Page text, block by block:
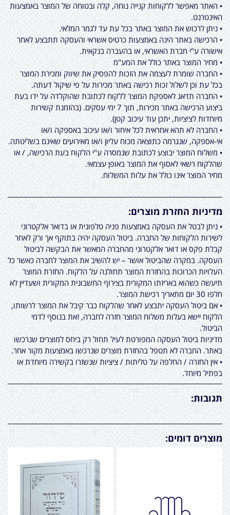
• האתר מאפשר ללקוחות קנייה נוחה, קלה ובטוחה של המוצר באמצעות
האינטרנט.
• ניתן לרכוש את המוצר באתר בכל עת עד לגמר המלאי.
• הרכישה באתר הינה באמצעות כרטיס אשראי והעסקה תתבצע לאחר
אישורה ע"י חברת האשראי, או בהעברה בנקאית.
• מחיר המוצר באתר כולל את המע"מ
• החברה שומרת לעצמה את הזכות להפסיק את שיווק ומכירת המוצר
בכל עת וכן לשלול זכות רכישה באתר מכירות על פי שיקול דעתה.
• החברה תדאג לאספקת המוצר ללקוח לכתובת שהוקלדה על ידו בעת
ביצוע הרכישה באתר מכירות, תוך 7 ימי עסקים. (בהזמנת קשירות
מיוחדות לציציות, יתכן עוד עיכוב קטן).
• החברה לא תהא אחראית לכל איחור ו/או עיכוב באספקה ו/או
אי-אספקה, שנגרמה כתוצאה מכוח עליון ו/או מאירועים שאינם בשליטתה.
• משלוח המוצר יבוצע לכתובת שנמסרה ע"י הלקוח בעת הרכישה, / או
שהלקוח רשאי לאסוף את המוצר באופן עצמאי.
מחיר המוצר אינו כולל את עלות המשלוח.
מדיניות החזרת מוצרים:
• ניתן לבטל את העסקה באמצעות פניה טלפונית או בדואר אלקטרוני
לשירות הלקוחות של החברה. ביטול העסקה יהיה בתוקף אך ורק לאחר
קבלת פקס או דואר אלקטרוני מהחברה המאשר את הבקשה לביטול
העסקה. במקרה שהביטול אושר – יש להשיב את המוצר לחברה כאשר כל
העלויות הכרוכות בהחזרת המוצר תחולנה על הלקוח. החזרת המוצר
תיעשה כשהוא באריזתו המקורית בצירוף החשבונית המקורית ושעדיין לא
חלפו 30 יום מתאריך רכישת המוצר.
• אם ביטול העסקה יתבצע לאחר שהלקוח כבר קיבל את המוצר לרשותו,
הלקוח יישא בעלות משלוח המוצר חזרה לחברה, זאת בנוסף לדמי
הביטול.
מדיניות ביטול העסקה המפורטת לעיל תחול רק ביחס למוצרים שנרכשו
באתר. החברה לא תטפל בהחזרת מוצרים שנרכשו באמצעות מקור אחר.
• אין החזרה / החלפה על טליתות / ציציות שנשזרו בקשירה מיוחדת או
בפתיל מיוחד.
תגובות:
מוצרים דומים: